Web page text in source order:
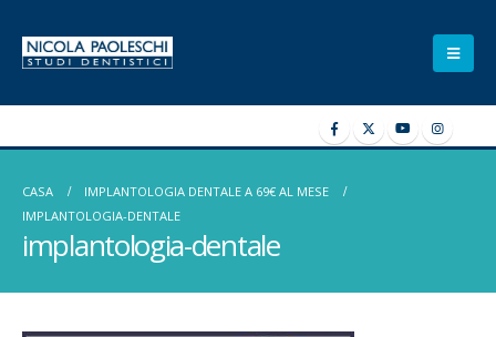
CASA
IMPLANTOLOGIA DENTALE A 69€ AL MESE
IMPLANTOLOGIA-DENTALE
implantologia-dentale